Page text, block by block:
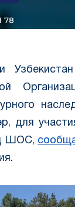
для
ШОС,